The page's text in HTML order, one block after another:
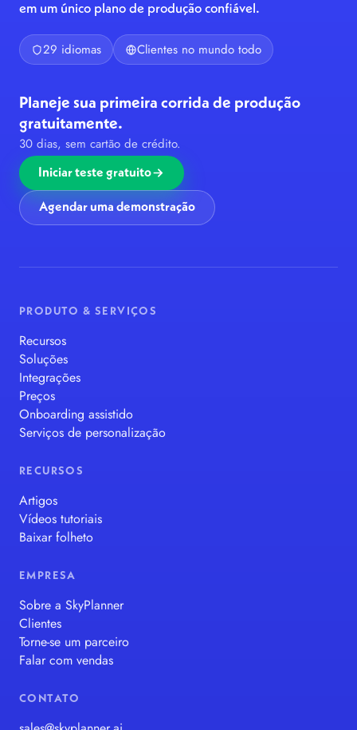
em um único plano de produção confiável.
29 idiomas Clientes no mundo todo
Planeje sua primeira corrida de produção
gratuitamente.
30 dias, sem cartão de crédito.
Iniciar teste gratuito
Agendar uma demonstração
PRODUTO & SERVIÇOS
Recursos
Soluções
Integrações
Preços
Onboarding assistido
Serviços de personalização
RECURSOS
Artigos
Vídeos tutoriais
Baixar folheto
EMPRESA
Sobre a SkyPlanner
Clientes
Torne-se um parceiro
Falar com vendas
CONTATO